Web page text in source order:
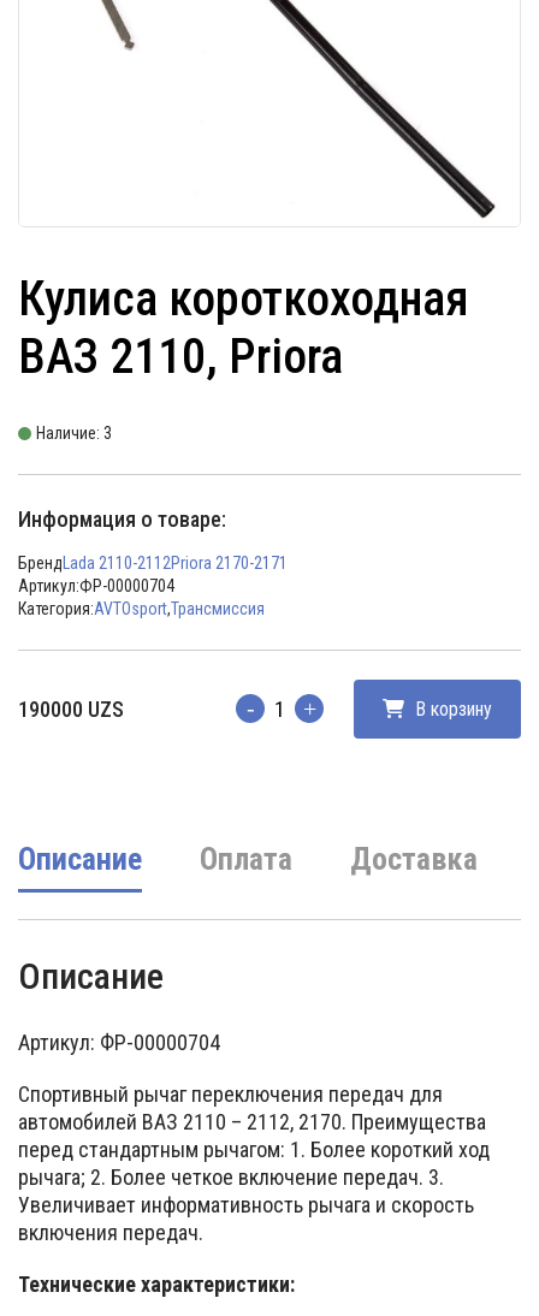
Кулиса короткоходная
ВАЗ 2110, Priora
Наличие: 3
Информация о товаре:
Бренд Lada 2110-2112Priora 2170-2171
Артикул:ФР-00000704
Категория:AVTOsport,Трансмиссия
190000 UZS Количество В корзину
Описание Оплата Доставка
Описание
Артикул: ФР-00000704
Спортивный рычаг переключения передач для
автомобилей ВАЗ 2110 – 2112, 2170. Преимущества
перед стандартным рычагом: 1. Более короткий ход
рычага; 2. Более четкое включение передач. 3.
Увеличивает информативность рычага и скорость
включения передач.
Технические характеристики: